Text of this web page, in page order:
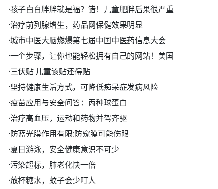
·孩子白白胖胖就是福？错！儿童肥胖后果很严重
·治疗前列腺增生，药品网保健效果明显
·城市中医大脑燃爆第七届中国中医药信息大会
·一个步骤，让你也能轻松拥有自己的网站！美国
·三伏贴 儿童该贴还得贴
·坚持健康生活方式，可降低痴呆症发病风险
·疫苗应用与安全问答：丙种球蛋白
·治疗高血压，运动和药物并驾齐驱
·防蓝光膜作用有限;防窥膜可能伤眼
·夏日游泳，安全健康意识不可少
·污染超标，肺老化快一倍
·放杯糖水，蚊子会少叮人